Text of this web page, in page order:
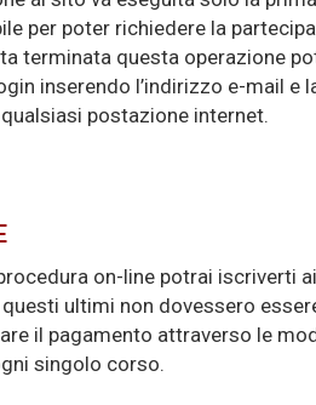
per poter richiedere la
terminata questa operazione
inserendo l’indirizzo e-mail e
postazione internet.
on-line potrai iscriverti
ultimi non dovessero
il pagamento attraverso le
singolo corso.